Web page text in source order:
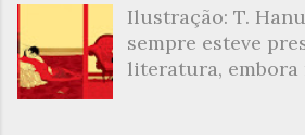
i
o
Ilustração: T.
sempre esteve
literatura, embora
que